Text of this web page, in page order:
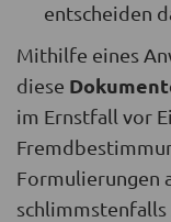
entscheiden
Mithilfe eines
diese
im Ernstfall vor
Formulierungen